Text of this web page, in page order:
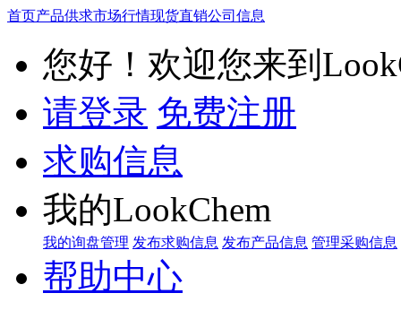
首页产品供求市场行情现货直销公司信息
您好！欢迎您来到
请登录 免费注册
求购信息
我的LookChem
我的询盘管理 发布求购信息 发布产品信息 管理采购信息
帮助中心